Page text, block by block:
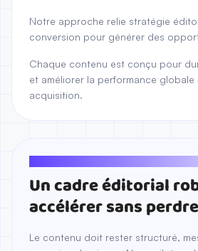
Notre approche relie stratégie
conversion pour générer des
Chaque contenu est conçu pour
et améliorer la performance globale
acquisition.
Un cadre éditorial
accélérer sans
Le contenu doit rester structuré,